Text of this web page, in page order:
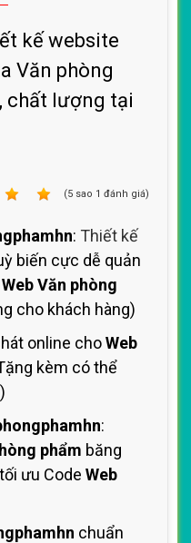
kế website
Văn phòng
chất lượng tại
(5 sao 1 đánh giá)
: Thiết kế
biến cực dễ quản
Web Văn phòng
cho khách hàng)
online choWeb
kèm có thể
:
phẩm băng
ưu Code Web
chuẩn